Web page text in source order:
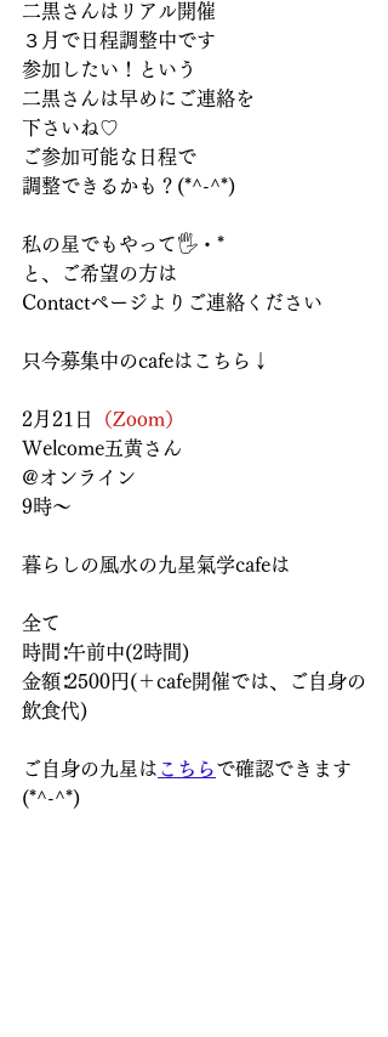
二黒さんはリアル開催
３月で日程調整中です
参加したい！という
二黒さんは早めにご連絡を
下さいね♡
ご参加可能な日程で
調整できるかも？(*^-^*)
私の星でもやって🖐️・*
と、ご希望の方は
Contactページよりご連絡ください
只今募集中のcafeはこちら↓
2月21日
（Zoom）
Welcome五黄さん
@オンライン
9時～
暮らしの風水の九星氣学cafeは
全て
時間∶午前中(2時間)
金額∶2500円(＋cafe開催では、ご自身の
飲食代)
ご自身の九星は こちらで確認できます
(*^-^*)